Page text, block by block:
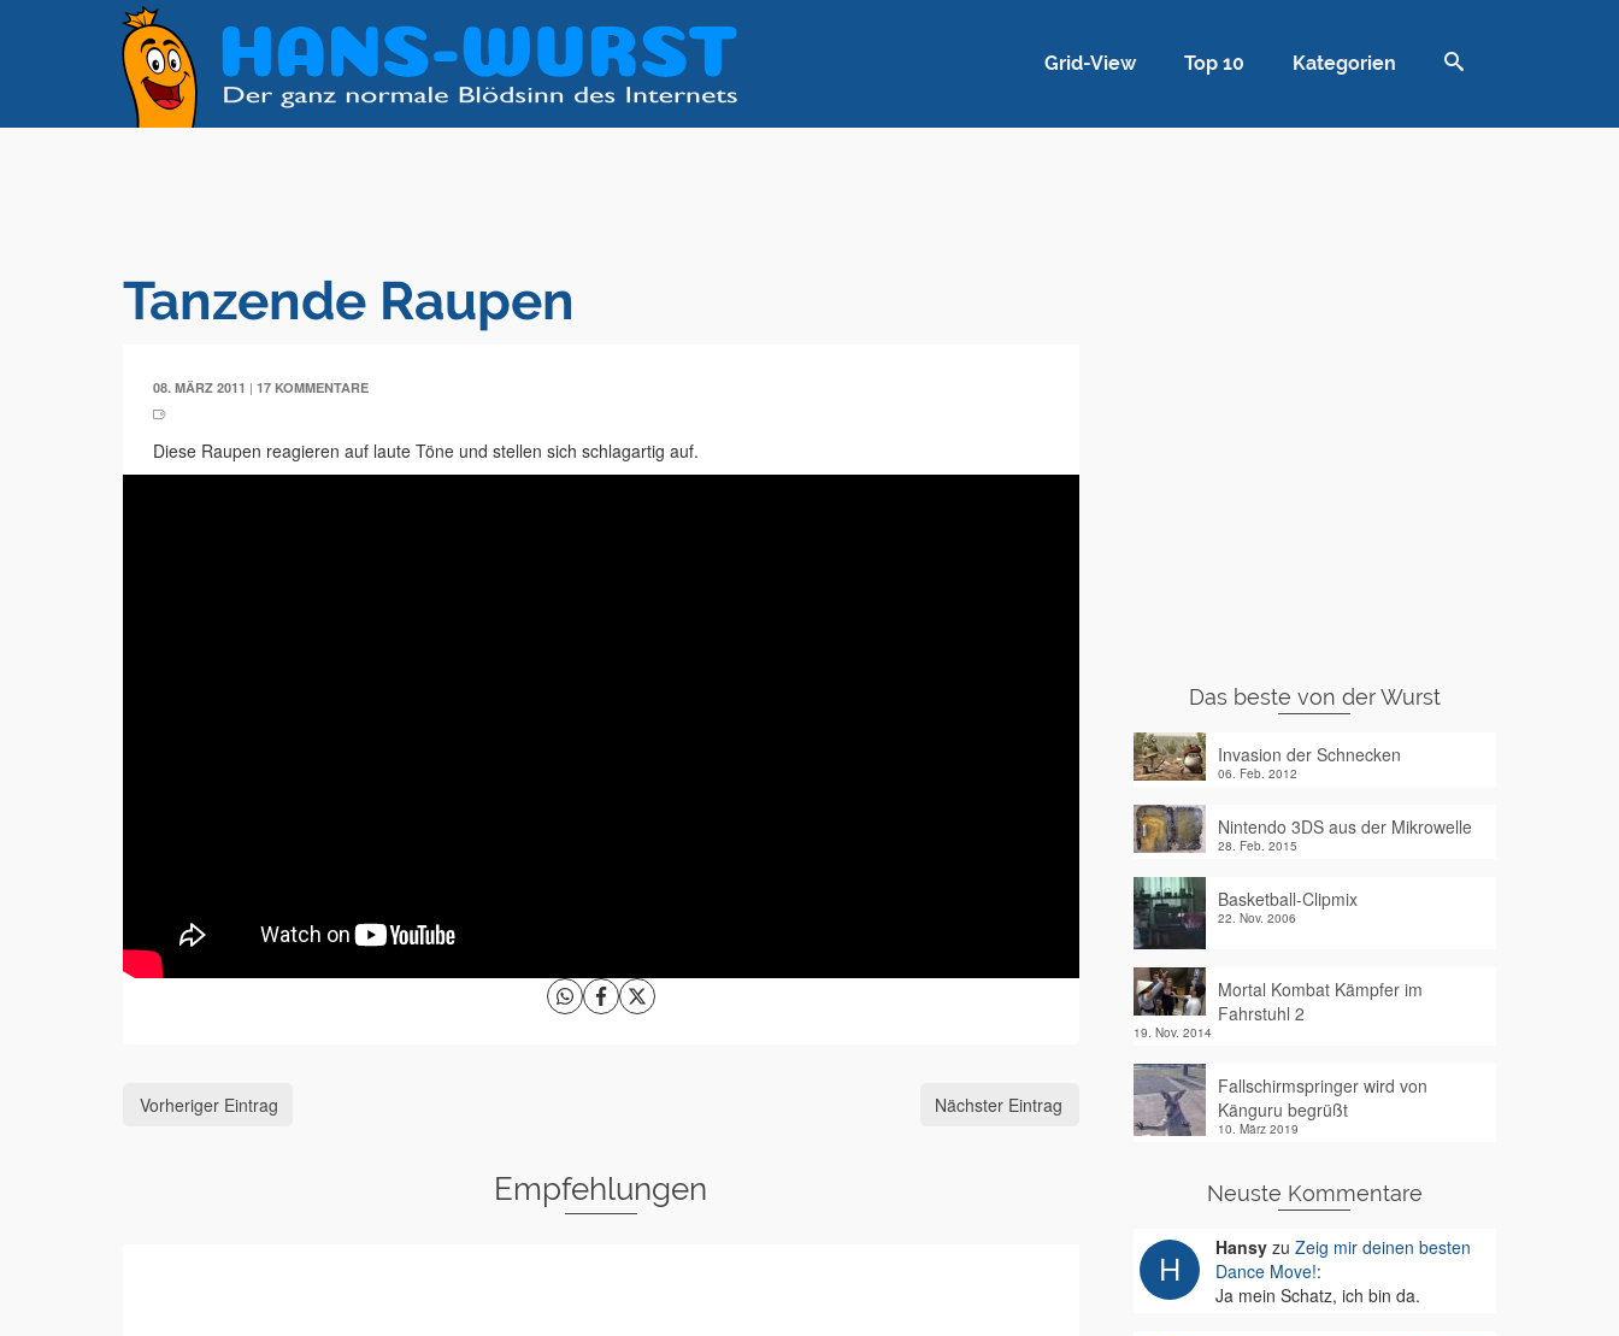
Grid-View Top 10 Kategorien
Tanzende Raupen
08. MÄRZ 2011 | 17 KOMMENTARE
Diese Raupen reagieren auf laute Töne und stellen sich schlagartig auf.
Vorheriger Eintrag Nächster Eintrag
Empfehlungen
Das beste von der Wurst
Invasion der Schnecken
06. Feb. 2012
Nintendo 3DS aus der Mikrowelle
28. Feb. 2015
Basketball-Clipmix
22. Nov. 2006
Mortal Kombat Kämpfer im
Fahrstuhl 2
19. Nov. 2014
Fallschirmspringer wird von
Känguru begrüßt
10. März 2019
Neuste Kommentare
Hansyzu Zeig mir deinen besten
Dance Move!:
Ja mein Schatz, ich bin da.